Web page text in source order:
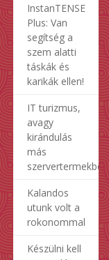
InstanTENSE
Plus: Van
segítség a
szem alatti
táskák és
karikák ellen!
IT turizmus,
avagy
kirándulás
más
szervertermekben
Kalandos
utunk volt a
rokonommal
Készülni kell